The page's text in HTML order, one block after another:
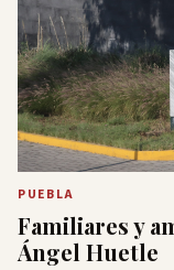
PUEBLA
Familiares y
Ángel Huetle